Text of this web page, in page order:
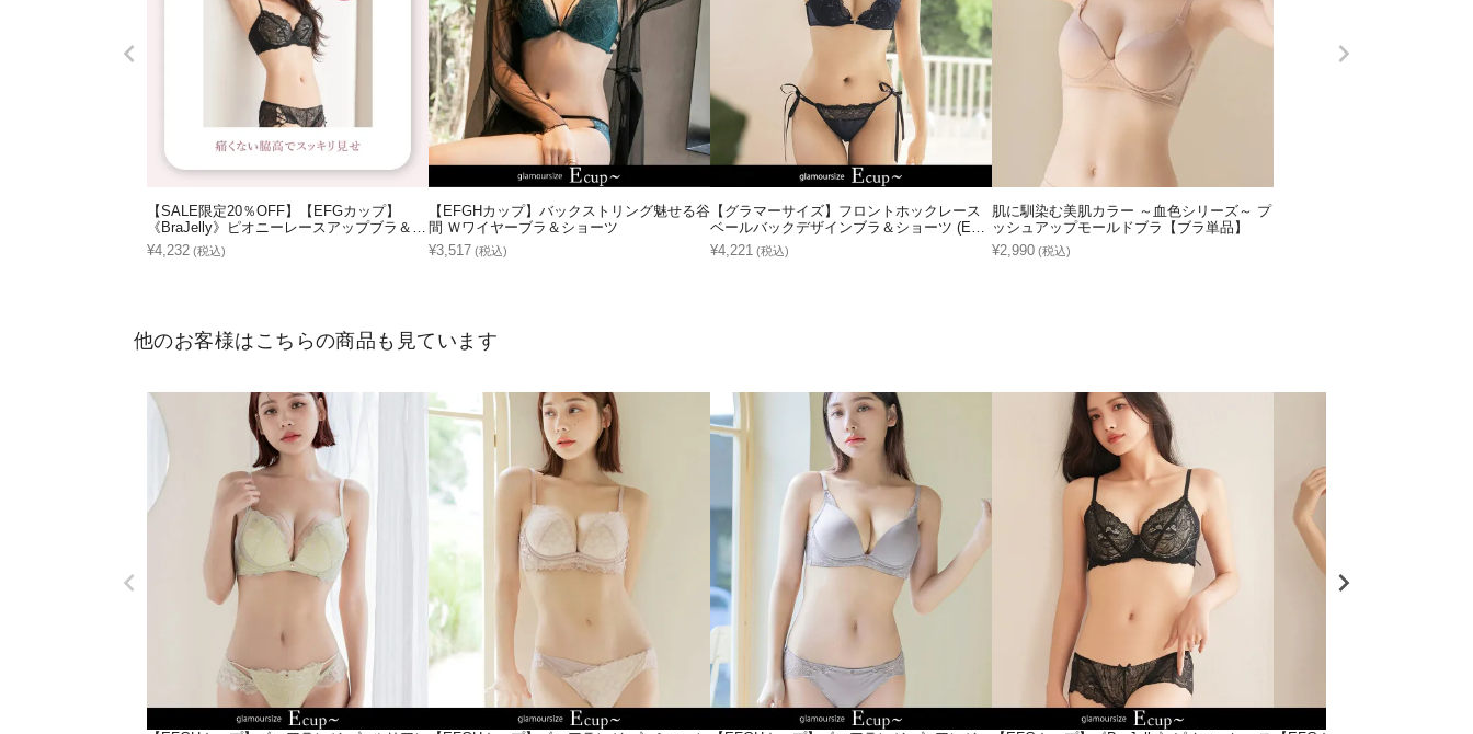
【SALE限定20％OFF】【EFGカップ】
《BraJelly》ピオニーレースアップブラ＆シ
ョーツ
¥4,232 (税込)
【EFGHカップ】バックストリング魅せる谷
間 Ｗワイヤーブラ＆ショーツ
¥3,517 (税込)
【グラマーサイズ】フロントホックレース
ベールバックデザインブラ＆ショーツ (E～
Hcup)
¥4,221 (税込)
肌に馴染む美肌カラー ～血色シリーズ～ プ
ッシュアップモールドブラ【ブラ単品】
¥2,990 (税込)
他のお客様はこちらの商品も見ています